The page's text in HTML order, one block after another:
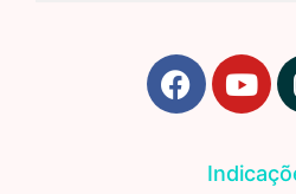
F
a
Y
o
t
u